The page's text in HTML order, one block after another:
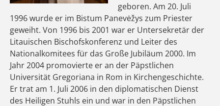
geboren. Am 20. Juli
1996 wurde er im Bistum Panevėžys zum Priester
geweiht. Von 1996 bis 2001 war er Untersekretär der
Litauischen Bischofskonferenz und Leiter des
Nationalkomitees für das Große Jubiläum 2000. Im
Jahr 2004 promovierte er an der Päpstlichen
Universität Gregoriana in Rom in Kirchengeschichte.
Er trat am 1. Juli 2006 in den diplomatischen Dienst
des Heiligen Stuhls ein und war in den Päpstlichen